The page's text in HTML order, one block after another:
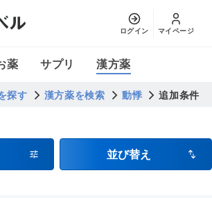
ログイン マイページ
薬 サプリ 漢方薬
探す 漢方薬を検索 動悸 追加条件
並び替え